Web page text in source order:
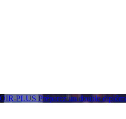
PLUS Préparez un double